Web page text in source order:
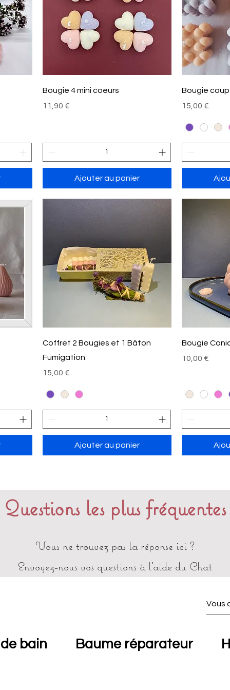
Bougie 4 mini coeurs
Prix
11,90 €
Ajouter au panier
Bougie
Prix
15,00 €
Coffret 2 Bougies et 1 Bâton
Fumigation
Prix
15,00 €
Ajouter au panier
Bougie
Prix
10,00 €
Questions les plus fréquentes
Vous ne trouvez pas la réponse ici ?
Envoyez-nous vos questions à l'aide du Chat
bain Baume réparateur